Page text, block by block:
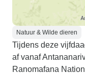
Natuur & Wilde dieren
Tijdens deze
af vanaf
Ranomafana